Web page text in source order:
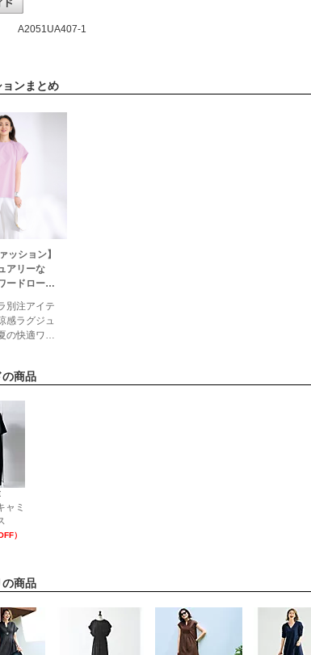
A2051UA407-1
ンまとめ
ッション】
アリーな
ードロー
別注アイテ
感ラグジュ
の快適ワー
とっていた
える "夏の
ローブ"を
別注アイテ
らりと身に
、ラグジュ
スタイル
の商品
ャミ
）
の商品